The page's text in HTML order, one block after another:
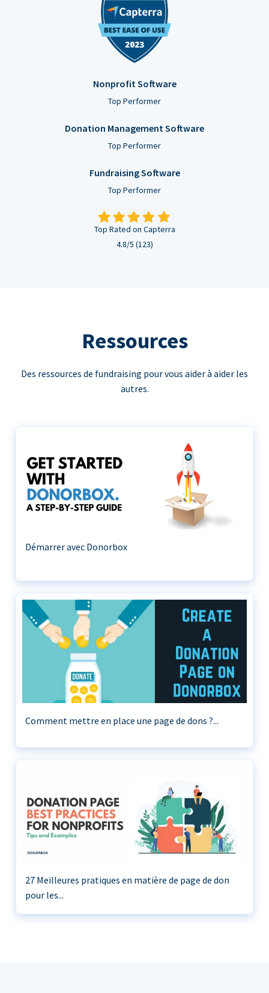
Nonprofit Software
Top Performer
Donation Management Software
Top Performer
Fundraising Software
Top Performer
Top Rated on Capterra
4.8/5 (123)
Ressources
Des ressources de fundraising pour vous aider à aider les
autres.
Démarrer avec Donorbox
Comment mettre en place une page de dons ?...
27 Meilleures pratiques en matière de page de don
pour les...